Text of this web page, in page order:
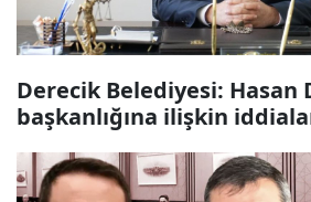
Derecik Belediyesi: Hasan
başkanlığına ilişkin